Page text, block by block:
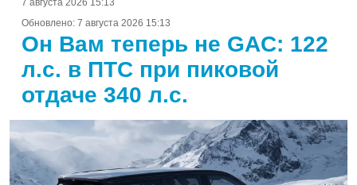
Обновлено: 7 августа 2026 15:13
Он Вам теперь не GAC: 122
л.с. в ПТС при пиковой
отдаче 340 л.с.